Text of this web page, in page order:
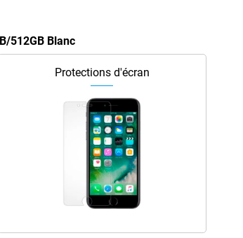
512GB Blanc
Protections d'écran